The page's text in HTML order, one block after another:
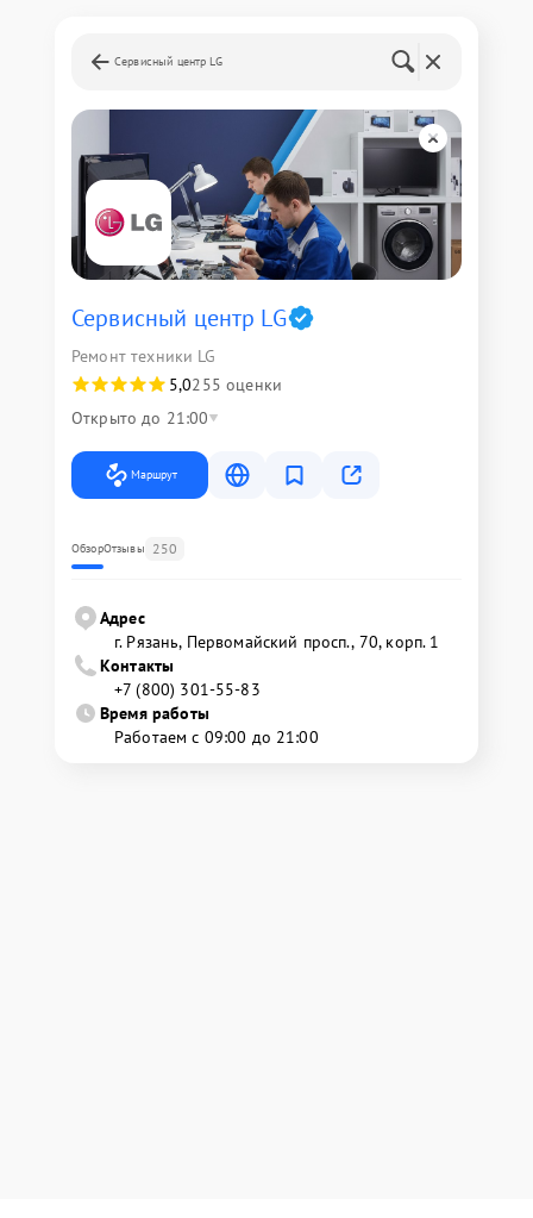
Сервисный центр LG
Сервисный центр LG
Ремонт техники LG
5,0255 оценки
Открыто до 21:00
Маршрут
ОбзорОтзывы 250
Адрес
г. Рязань, Первомайский просп., 70, корп. 1
Контакты
+7 (800) 301-55-83
Время работы
Работаем с 09:00 до 21:00